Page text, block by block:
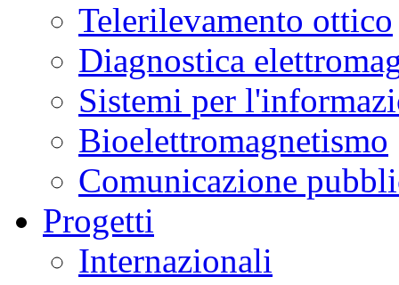
Telerilevamento ottico
Diagnostica
Sistemi per
Bioelettromagnetismo
Comunicazione
Progetti
Internazionali